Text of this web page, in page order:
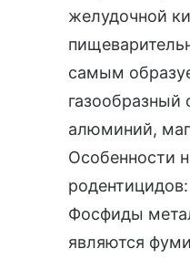
желудочной
самым
газообразный
алюминий,
Особенности
родентицидов:
Фосфиды
являются